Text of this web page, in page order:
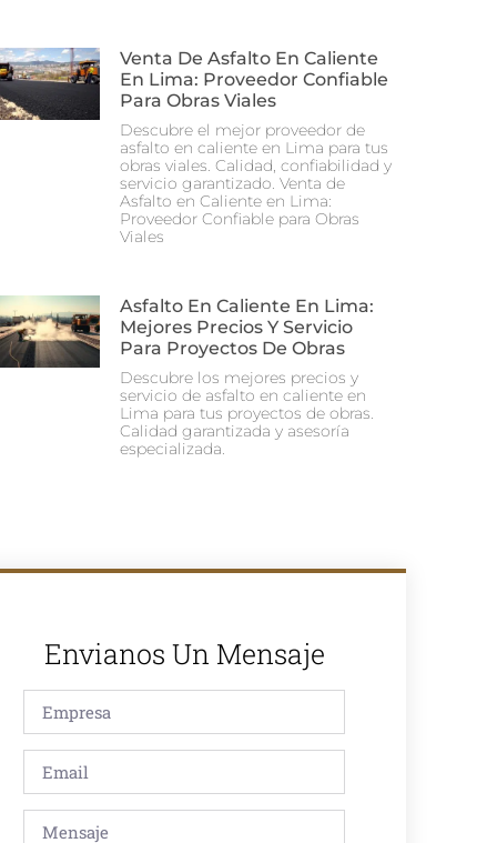
Venta De Asfalto En Caliente
En Lima: Proveedor Confiable
Para Obras Viales
Descubre el mejor proveedor de
asfalto en caliente en Lima para tus
obras viales. Calidad, confiabilidad y
servicio garantizado. Venta de
Asfalto en Caliente en Lima:
Proveedor Confiable para Obras
Viales
Asfalto En Caliente En Lima:
Mejores Precios Y Servicio
Para Proyectos De Obras
Descubre los mejores precios y
servicio de asfalto en caliente en
Lima para tus proyectos de obras.
Calidad garantizada y asesoría
especializada.
Envianos Un Mensaje